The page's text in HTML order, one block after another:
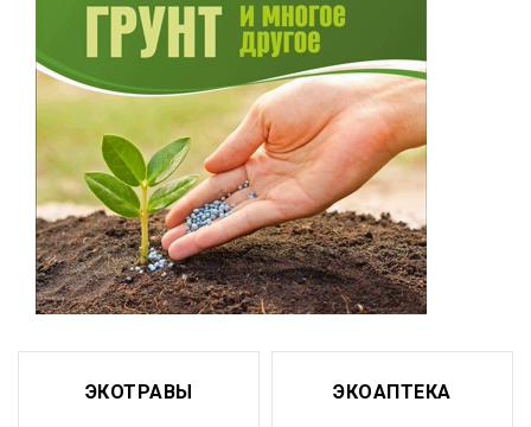
ЭКОТРАВЫ ЭКОАПТЕКА